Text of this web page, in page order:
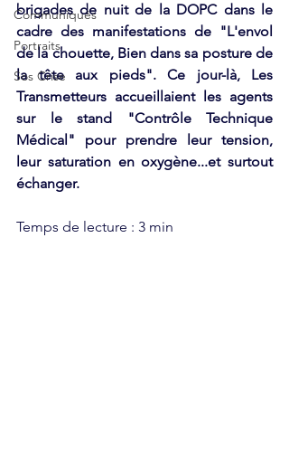
Communiqués
Portraits
Sos Crise
brigades de nuit de la DOPC dans le
cadre des manifestations de "L'envol
de la chouette, Bien dans sa posture de
la tête aux pieds". Ce jour-là, Les
Transmetteurs accueillaient les agents
sur le stand "Contrôle Technique
Médical" pour prendre leur tension,
leur saturation en oxygène...et surtout
échanger.
Temps de lecture : 3 min